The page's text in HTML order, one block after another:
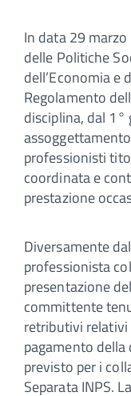
In data 29
delle Politiche
dell’Economia e
Regolamento
disciplina, dal
professionisti
coordinata e
prestazione
Diversamente
professionista
presentazione
committente
retributivi relativi
pagamento
previsto per i
Separata INPS.